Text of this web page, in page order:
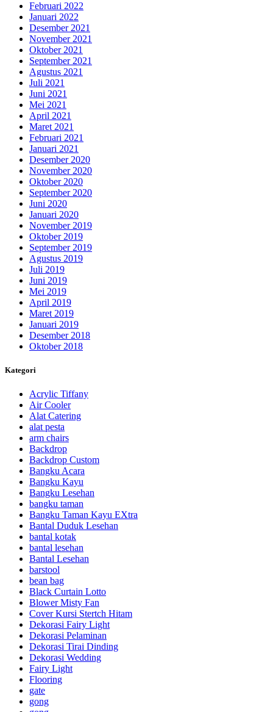
Februari 2022
Januari 2022
Desember 2021
November 2021
Oktober 2021
September 2021
Agustus 2021
Juli 2021
Juni 2021
Mei 2021
April 2021
Maret 2021
Februari 2021
Januari 2021
Desember 2020
November 2020
Oktober 2020
September 2020
Juni 2020
Januari 2020
November 2019
Oktober 2019
September 2019
Agustus 2019
Juli 2019
Juni 2019
Mei 2019
April 2019
Maret 2019
Januari 2019
Desember 2018
Oktober 2018
Kategori
Acrylic Tiffany
Air Cooler
Alat Catering
alat pesta
arm chairs
Backdrop
Backdrop Custom
Bangku Acara
Bangku Kayu
Bangku Lesehan
bangku taman
Bangku Taman Kayu EXtra
Bantal Duduk Lesehan
bantal kotak
bantal lesehan
Bantal Lesehan
barstool
bean bag
Black Curtain Lotto
Blower Misty Fan
Cover Kursi Stertch Hitam
Dekorasi Fairy Light
Dekorasi Pelaminan
Dekorasi Tirai Dinding
Dekorasi Wedding
Fairy Light
Flooring
gate
gong